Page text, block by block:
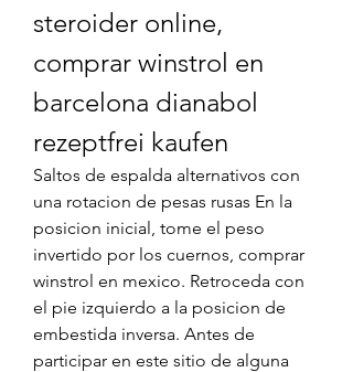
steroider online,
comprar winstrol en
barcelona dianabol
rezeptfrei kaufen
Saltos de espalda alternativos con
una rotacion de pesas rusas En la
posicion inicial, tome el peso
invertido por los cuernos, comprar
winstrol en mexico. Retroceda con
el pie izquierdo a la posicion de
embestida inversa. Antes de
participar en este sitio de alguna